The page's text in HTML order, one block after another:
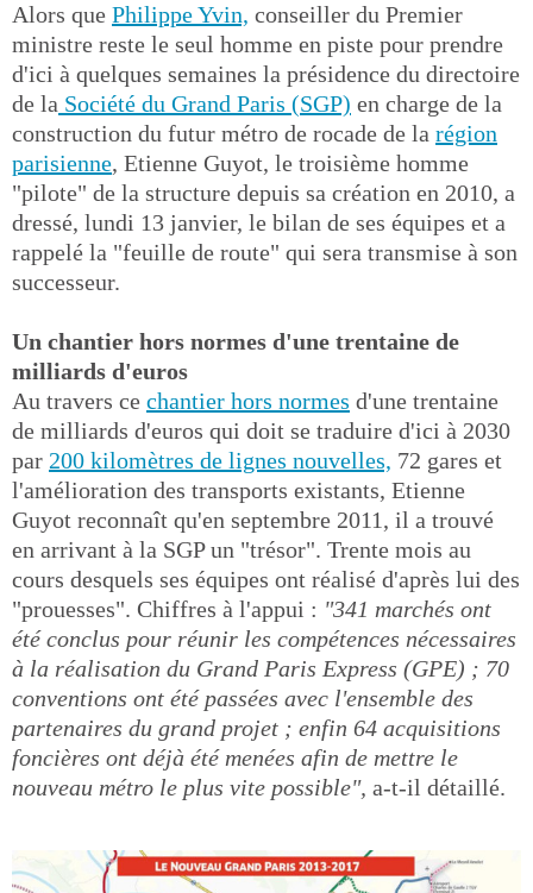
Alors que Philippe Yvin, conseiller du Premier
ministre reste le seul homme en piste pour prendre
d'ici à quelques semaines la présidence du directoire
de la Société du Grand Paris (SGP) en charge de la
construction du futur métro de rocade de la région
parisienne, Etienne Guyot, le troisième homme
"pilote" de la structure depuis sa création en 2010, a
dressé, lundi 13 janvier, le bilan de ses équipes et a
rappelé la "feuille de route" qui sera transmise à son
successeur.
Un chantier hors normes d'une trentaine de
milliards d'euros
Au travers ce chantier hors normes d'une trentaine
de milliards d'euros qui doit se traduire d'ici à 2030
par 200 kilomètres de lignes nouvelles, 72 gares et
l'amélioration des transports existants, Etienne
Guyot reconnaît qu'en septembre 2011, il a trouvé
en arrivant à la SGP un "trésor". Trente mois au
cours desquels ses équipes ont réalisé d'après lui des
"prouesses". Chiffres à l'appui : "341 marchés ont
été conclus pour réunir les compétences nécessaires
à la réalisation du Grand Paris Express (GPE) ; 70
conventions ont été passées avec l'ensemble des
partenaires du grand projet ; enfin 64 acquisitions
foncières ont déjà été menées afin de mettre le
nouveau métro le plus vite possible", a-t-il détaillé.